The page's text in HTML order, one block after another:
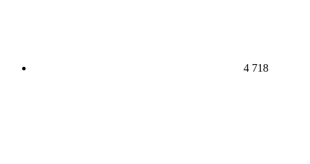
4 718